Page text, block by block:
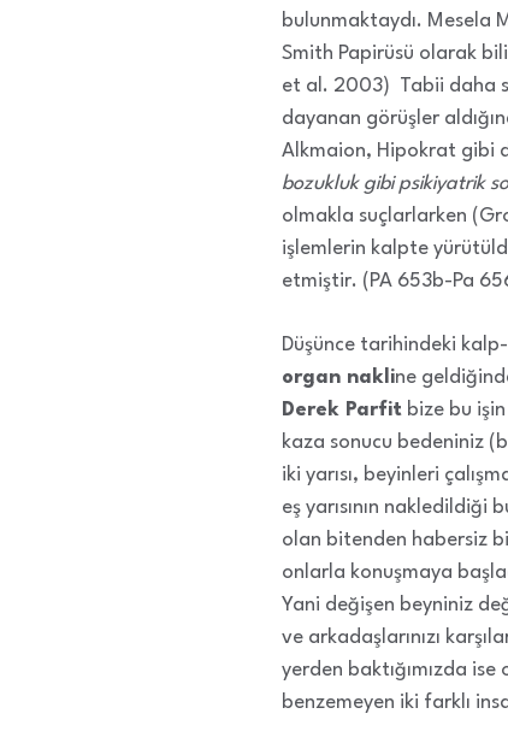
bulunmaktaydı. Mesela
Smith Papirüsü olarak
et al. 2003) Tabii daha
dayanan görüşler
Alkmaion, Hipokrat gibi
bozukluk gibi psikiyatrik
olmakla suçlarlarken
işlemlerin kalpte
etmiştir. (PA 653b-Pa
Düşünce tarihindeki
organ nakline
Derek Parfit bize bu
kaza sonucu bedeniniz
iki yarısı, beyinleri
eş yarısının
olan bitenden habersiz
onlarla konuşmaya
Yani değişen beyniniz
ve arkadaşlarınızı
yerden baktığımızda
benzemeyen iki farklı